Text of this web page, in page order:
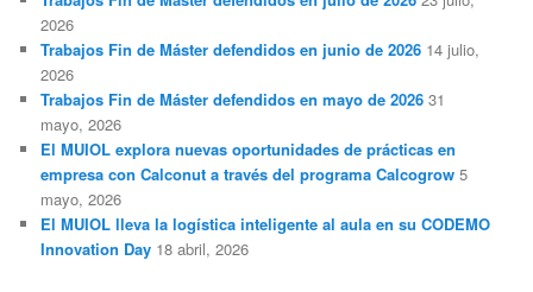
r
2026
Trabajos Fin de Máster defendidos en junio de 2026 14 julio,
2026
Trabajos Fin de Máster defendidos en mayo de 2026 31
mayo, 2026
El MUIOL explora nuevas oportunidades de prácticas en
empresa con Calconut a través del programa Calcogrow 5
mayo, 2026
El MUIOL lleva la logística inteligente al aula en su CODEMO
Innovation Day 18 abril, 2026